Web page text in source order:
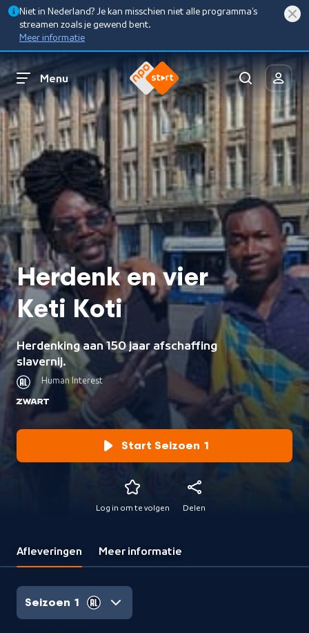
Niet in Nederland? Je kan misschien niet alle programma’s
streamen zoals je gewend bent.
Meer informatie
Menu
Herdenk en vier
Keti Koti
Herdenking aan 150 jaar afschaffing
slavernij.
Human Interest
Start Seizoen 1
Log in om te volgen Delen
Afleveringen Meer informatie
Seizoen 1